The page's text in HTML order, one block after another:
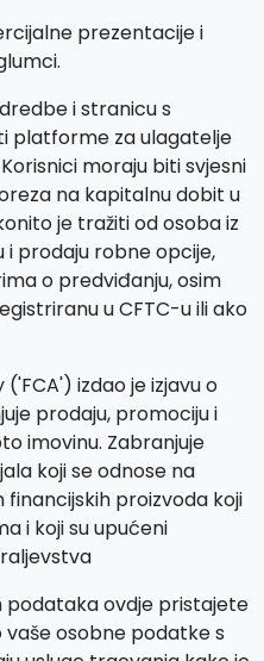
prezentacije i
i stranicu s
platforme za ulagatelje
moraju biti svjesni
na kapitalnu dobit u
je tražiti od osoba iz
i prodaju robne opcije,
o predviđanju, osim
u CFTC-u ili ako
izdao je izjavu o
prodaju, promociju i
imovinu. Zabranjuje
koji se odnose na
proizvoda koji
i koji su upućeni
podataka ovdje pristajete
osobne podatke s